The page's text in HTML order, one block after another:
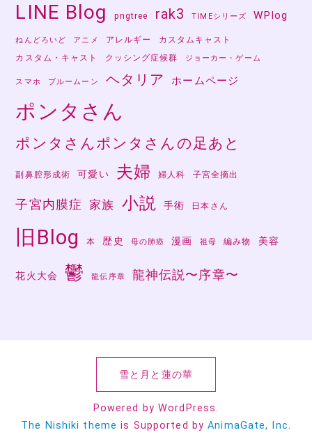
LINE Blog pngtree rak3 TIMEシリーズ WPlog
ねんどろいど アニメ アレルギー
カスタムキャスト
カスタム・キャスト
クッシング症候群 ジョーカー・ゲーム
スマホ ブルームーン ヘタリア ホームページ
ポンタさん
ポンタさんポンタさんの足あと
副鼻腔形成術 可愛い 夫婦 婦人科 子宮全摘出
子宮内膜症 家族 小説 手術 日本さん
旧Blog 本 歴史 母の肺癌 漫画 祖母 編み物 美容
花火大会 鬱 龍伝序章 龍神伝説〜序章〜
雪と月と蓮の華
Powered by WordPress.
The Nishiki theme is Supported byAnimaGate, Inc.